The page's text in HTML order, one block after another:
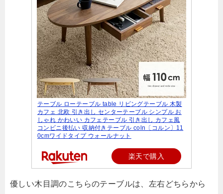
テーブル ローテーブル table リビングテーブル 木製
カフェ 北欧 引き出し センターテーブル シンプル お
しゃれ かわいい カフェテーブル 引き出し カフェ風
コンビニ後払い 収納付きテーブル coln〔コルン〕11
0cmワイドタイプ ウォールナット
楽天で購入
優しい木目調のこちらのテーブルは、左右どちらから